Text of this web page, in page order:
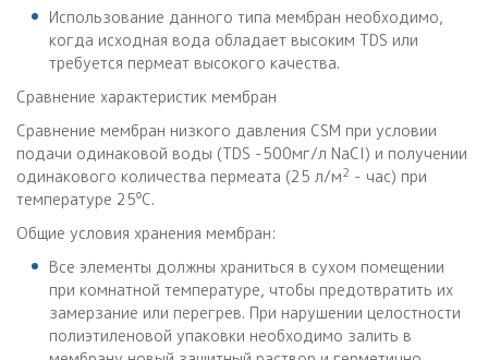
Использование данного типа мембран необходимо,
когда исходная вода обладает высоким TDS или
требуется пермеат высокого качества.
Сравнение характеристик мембран
Сравнение мембран низкого давления CSM при условии
подачи одинаковой воды (TDS -500мг/л NaCl) и получении
одинакового количества пермеата (25 л/м2 - час) при
температуре 25⁰С.
Общие условия хранения мембран:
Все элементы должны храниться в сухом помещении
при комнатной температуре, чтобы предотвратить их
замерзание или перегрев. При нарушении целостности
полиэтиленовой упаковки необходимо залить в